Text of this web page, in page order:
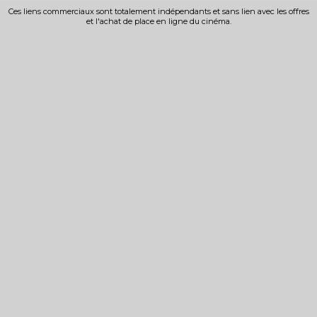
Ces liens commerciaux sont totalement indépendants et sans lien avec les offres
et l'achat de place en ligne du cinéma.